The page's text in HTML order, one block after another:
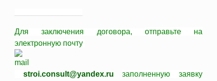
Для заключения договора, отправьте на
электронную почту
stroi.consult@yandex.ru
заполненную заявку